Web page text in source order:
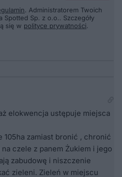
. Administratorem Twoich
Sp. z o.o.. Szczegóły
się w polityce prywatności.
elokwencja ustępuje miejsca
105ha zamiast bronić , chronić
czele z panem Żukiem i jego
zabudowę i niszczenie
zieleni. Zieleń w miejscu